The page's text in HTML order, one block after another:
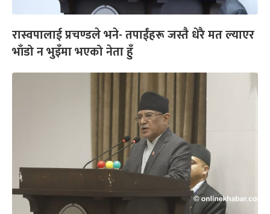
रास्वपालाई प्रचण्डले भने- तपाईंहरू जस्तै धेरै मत ल्याएर
भाँडो न भुइँमा भएको नेता हुँ